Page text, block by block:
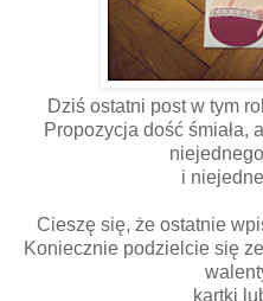
Dziś ostatni post w tym
Propozycja dość śmiała,
i
Cieszę się, że ostatnie
Koniecznie podzielcie się
kartki